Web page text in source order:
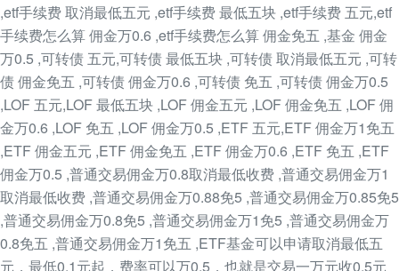
,etf手续费 取消最低五元 ,etf手续费 最低五块 ,etf手续费 五元,etf
手续费怎么算 佣金万0.6 ,etf手续费怎么算 佣金免五 ,基金 佣金
万0.5 ,可转债 五元,可转债 最低五块 ,可转债 取消最低五元 ,可转
债 佣金免五 ,可转债 佣金万0.6 ,可转债 免五 ,可转债 佣金万0.5
,LOF 五元,LOF 最低五块 ,LOF 佣金五元 ,LOF 佣金免五 ,LOF 佣
金万0.6 ,LOF 免五 ,LOF 佣金万0.5 ,ETF 五元,ETF 佣金万1免五
,ETF 佣金五元 ,ETF 佣金免五 ,ETF 佣金万0.6 ,ETF 免五 ,ETF
佣金万0.5 ,普通交易佣金万0.8取消最低收费 ,普通交易佣金万1
取消最低收费 ,普通交易佣金万0.88免5 ,普通交易佣金万0.85免5
,普通交易佣金万0.8免5 ,普通交易佣金万1免5 ,普通交易佣金万
0.8免五 ,普通交易佣金万1免五 ,ETF基金可以申请取消最低五
元，最低0.1元起，费率可以万0.5，也就是交易一万元收0.5元